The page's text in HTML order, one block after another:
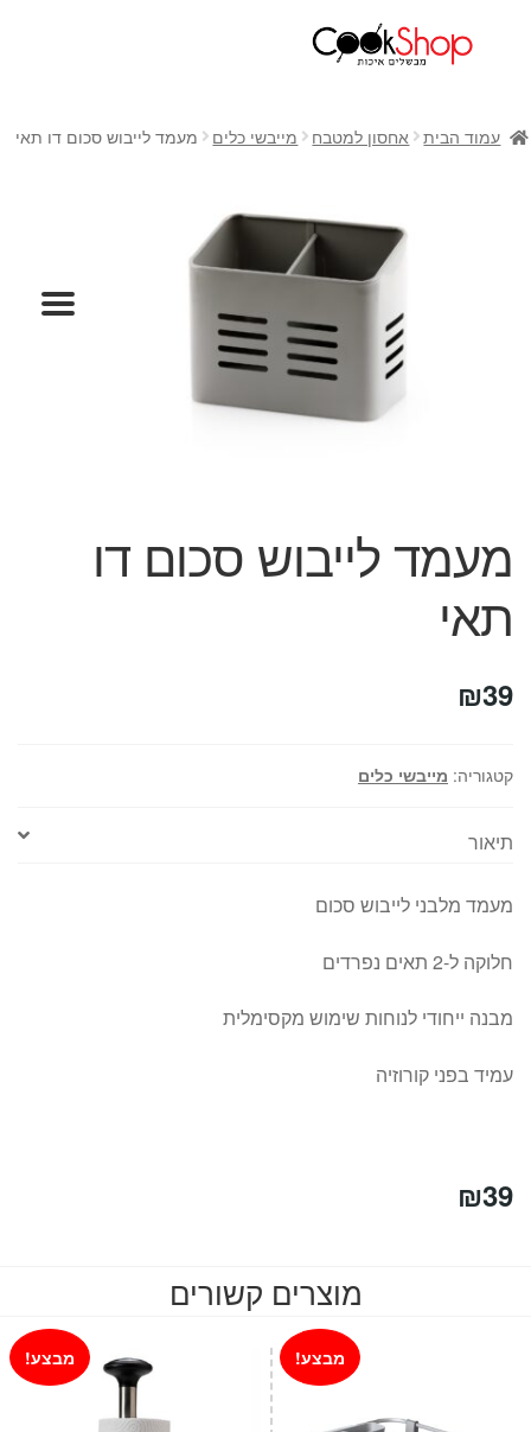
חנות
כלי הגשה ואירוח
גאדג'טס וכלי מטבח
אחסון למטבח
המותגים שלנו
חגים
מתנות לחנוכת בית
מתנות למטבח
מאמרים
תשלום
עמוד הבית אחסון למטבח מייבשי כלים מעמד לייבוש סכום דו תאי
מעמד לייבוש סכום דו
תאי
₪39
קטגוריה: מייבשי כלים
תיאור
מעמד מלבני לייבוש סכום
חלוקה ל-2 תאים נפרדים
מבנה ייחודי לנוחות שימוש מקסימלית
עמיד בפני קורוזיה
₪39
מוצרים קשורים
מבצע! מבצע!